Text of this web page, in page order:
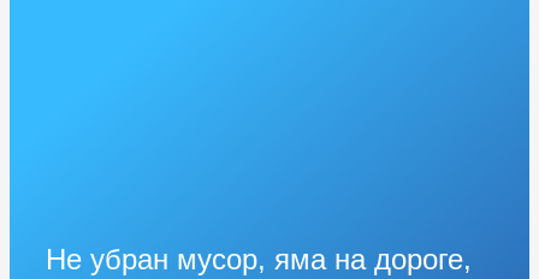
Не убран мусор, яма на дороге,